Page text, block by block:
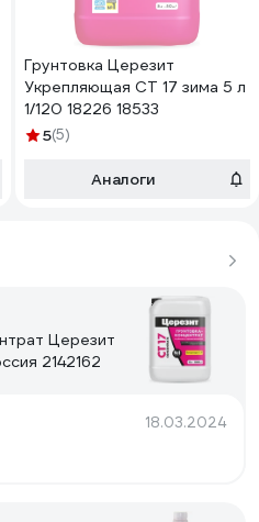
Грунтовка Церезит
Укрепляющая CT 17 зима 5 л
1/120 18226 18533
5(5)
Аналоги
Церезит
2142162
18.03.2024